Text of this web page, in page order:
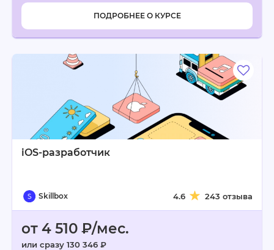
ПОДРОБНЕЕ О КУРСЕ
iOS-разработчик
Skillbox 4.6 243 отзыва
от 4 510 ₽/мес.
или сразу 130 346 ₽